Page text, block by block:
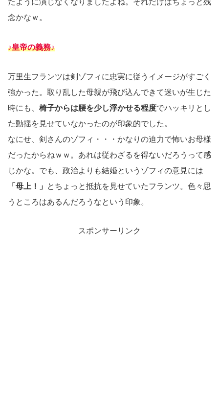
念かなｗ。
♪皇帝の義務♪
万里生フランツは剣ゾフィに忠実に従うイメージがすごく
強かった。取り乱した母親が飛び込んできて迷いが生じた
時にも、 椅子からは腰を少し浮かせる程度でハッキリとし
た動揺を見せていなかったのが印象的でした。
なにせ、剣さんのゾフィ・・・かなりの迫力で怖いお母様
だったからねｗｗ。あれは従わざるを得ないだろうって感
じかな。でも、政治よりも結婚というゾフィの意見には
「母上！」
とちょっと抵抗を見せていたフランツ。色々思
うところはあるんだろうなという印象。
スポンサーリンク